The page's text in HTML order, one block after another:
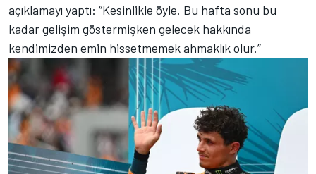
açıklamayı yaptı: “Kesinlikle öyle. Bu hafta sonu bu
kadar gelişim göstermişken gelecek hakkında
kendimizden emin hissetmemek ahmaklık olur.”